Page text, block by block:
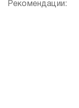
Рекомендации: